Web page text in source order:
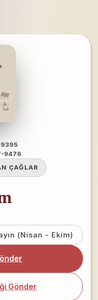
9476
ÇAĞLAR
(Nisan - Ekim)
Gönder